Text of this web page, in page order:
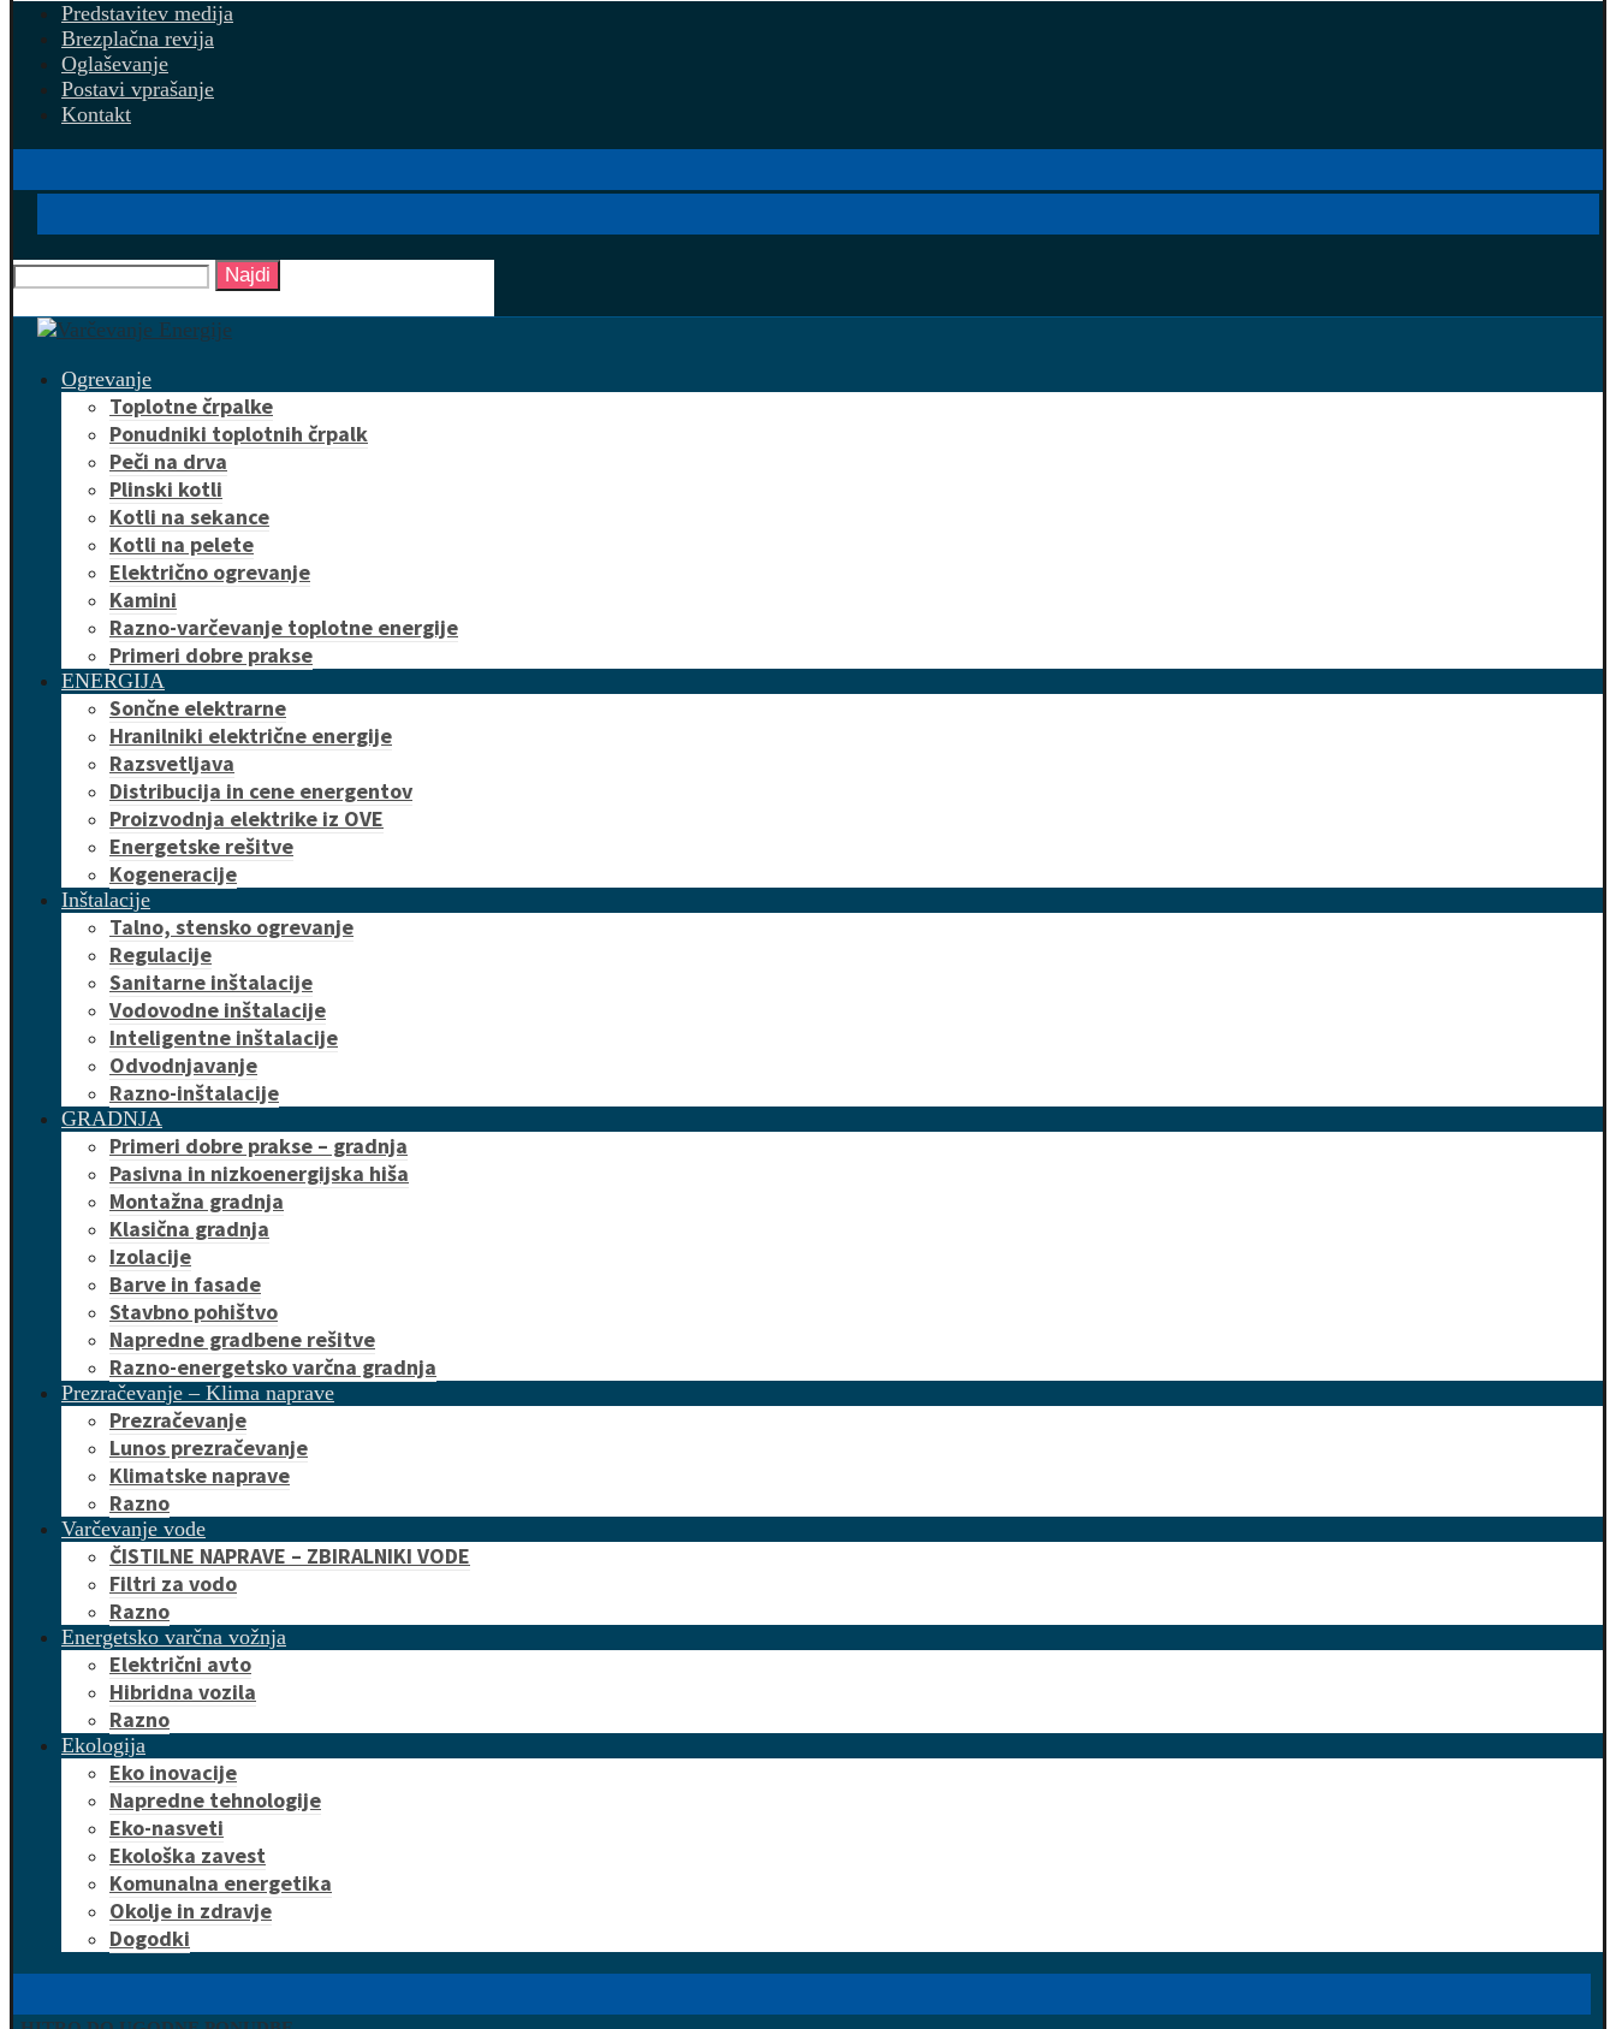
Predstavitev medija
Brezplačna revija
Oglaševanje
Postavi vprašanje
Kontakt
Najdi
Ogrevanje
Toplotne črpalke
Ponudniki toplotnih črpalk
Peči na drva
Plinski kotli
Kotli na sekance
Kotli na pelete
Električno ogrevanje
Kamini
Razno-varčevanje toplotne energije
Primeri dobre prakse
ENERGIJA
Sončne elektrarne
Hranilniki električne energije
Razsvetljava
Distribucija in cene energentov
Proizvodnja elektrike iz OVE
Energetske rešitve
Kogeneracije
Inštalacije
Talno, stensko ogrevanje
Regulacije
Sanitarne inštalacije
Vodovodne inštalacije
Inteligentne inštalacije
Odvodnjavanje
Razno-inštalacije
GRADNJA
Primeri dobre prakse – gradnja
Pasivna in nizkoenergijska hiša
Montažna gradnja
Klasična gradnja
Izolacije
Barve in fasade
Stavbno pohištvo
Napredne gradbene rešitve
Razno-energetsko varčna gradnja
Prezračevanje – Klima naprave
Prezračevanje
Lunos prezračevanje
Klimatske naprave
Razno
Varčevanje vode
ČISTILNE NAPRAVE – ZBIRALNIKI VODE
Filtri za vodo
Razno
Energetsko varčna vožnja
Električni avto
Hibridna vozila
Razno
Ekologija
Eko inovacije
Napredne tehnologije
Eko-nasveti
Ekološka zavest
Komunalna energetika
Okolje in zdravje
Dogodki